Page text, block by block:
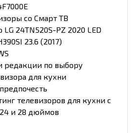
со Смарт ТВ
LG 24TN520S-PZ 2020 LED
23.6 (2017)
редакции по выбору
для кухни
телевизоров для кухни с
и 28 дюймов